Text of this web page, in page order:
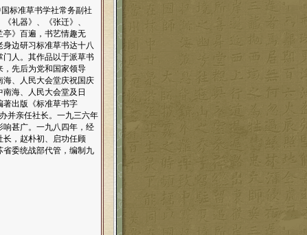
标准草书学社常务副社
礼器》、《张迁》、
亭》百遍，书艺情趣无
边研习标准草书达十八
人。其作品以于派草书
，先后为党和国家领导
、人民大会堂庆祝国庆
海、人民大会堂及日
著出版《标准草书字
亲任社长。一九三六年
甚广。一九八四年，经
，赵朴初、启功任顾
委统战部代管，编制九